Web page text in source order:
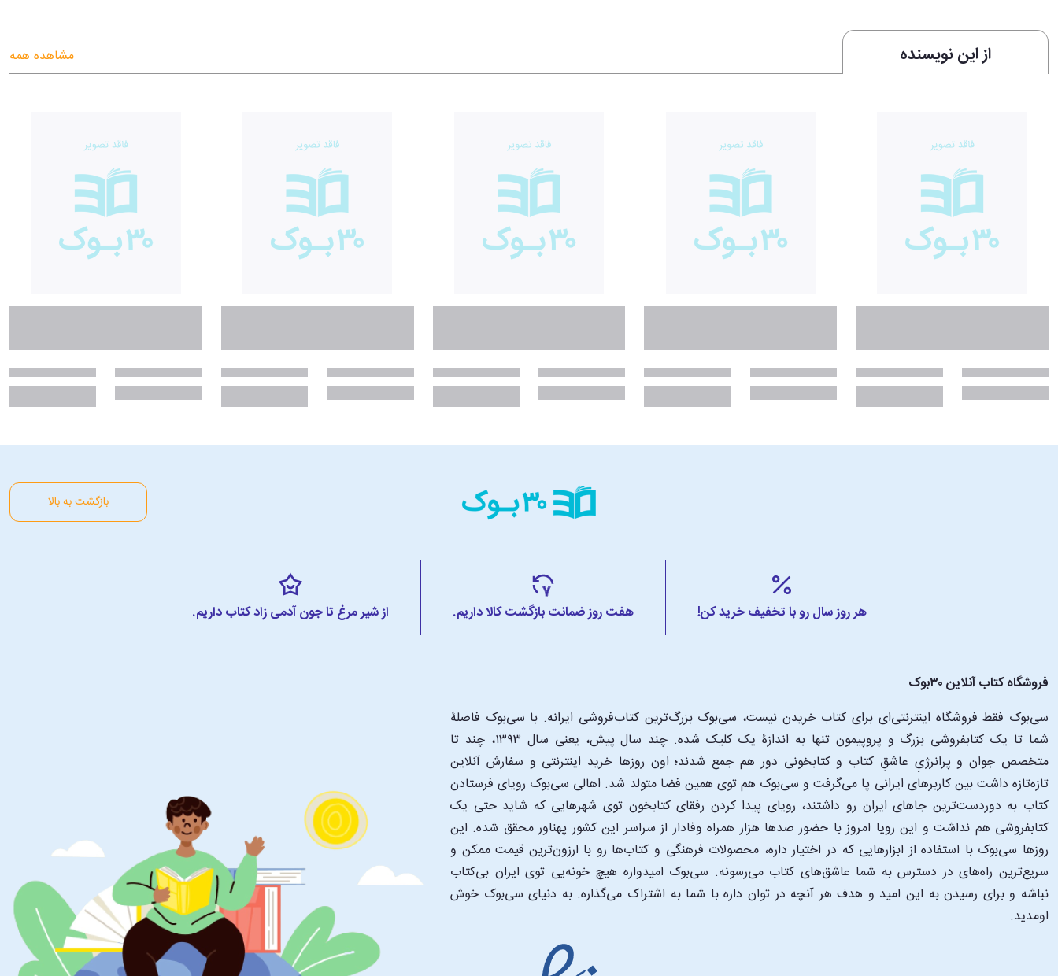
از این نویسنده مشاهده همه
بازگشت به بالا
هر روز سال رو با تخفیف خرید کن! هفت روز ضمانت بازگشت کالا داریم. از شیر مرغ تا جون آدمی زاد کتاب داریم.
فروشگاه کتاب آنلاین ۳۰بوک
سی‌بوک فقط فروشگاه اینترنتی‌ای برای کتاب خریدن نیست، سی‌بوک بزرگ‌ترین کتاب‌فروشی ایرانه. با سی‌بوک فاصلۀ
شما تا یک کتابفروشی بزرگ و پروپیمون تنها به اندازۀ یک کلیک شده. چند سال پیش، یعنی سال ۱۳۹۳، چند تا
متخصص جوان و پرانرژیِ عاشقِ کتاب و کتابخونی دور هم جمع شدند؛ اون‌ روزها خرید اینترنتی و سفارش آنلاین
تازه‌تازه داشت بین کاربرهای ایرانی پا می‌گرفت و سی‌بوک هم توی همین فضا متولد شد. اهالی سی‌بوک رویای فرستادن
کتاب به دوردست‌ترین جاهای ایران رو داشتند، رویای پیدا کردن رفقای کتابخون توی شهرهایی که شاید حتی یک
کتابفروشی هم نداشت و این رویا امروز با حضور صدها هزار همراه وفادار از سراسر این کشور پهناور محقق شده. این
‌روزها سی‌بوک با استفاده از ابزارهایی که در اختیار داره، محصولات فرهنگی و کتاب‌ها رو با ارزون‌ترین قیمت ممکن و
سریع‌ترین راه‌های در دسترس به شما عاشق‌های کتاب می‌رسونه. سی‌بوک امیدواره هیچ خونه‌یی توی ایران بی‌کتاب
نباشه و برای رسیدن به این امید و هدف هر آنچه در توان داره با شما به اشتراک می‌گذاره. به دنیای سی‌بوک خوش
اومدید.